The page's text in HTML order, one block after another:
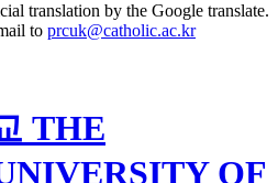
translation by the Google translate.
to prcuk@catholic.ac.kr